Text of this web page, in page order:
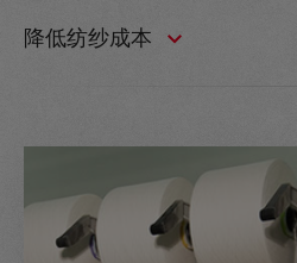
降低纺纱成本